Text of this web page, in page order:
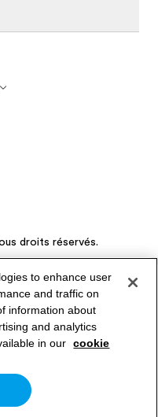
droits réservés.
réseau de diffusion
en cache le contenu
to enhance user
and traffic on
information about
and analytics
in our cookie